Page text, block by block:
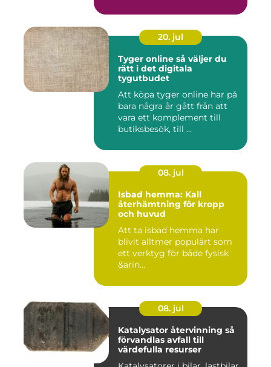
20. jul
Tyger online så väljer du
rätt i det digitala
tygutbudet
Att köpa tyger online har på
bara några år gått från att
vara ett komplement till
butiksbesök, till ...
08. jul
Isbad hemma: Kall
återhämtning för kropp
och huvud
Att ta isbad hemma har
blivit alltmer populärt som
ett verktyg för både fysisk
&arin...
08. jul
Katalysator återvinning så
förvandlas avfall till
värdefulla resurser